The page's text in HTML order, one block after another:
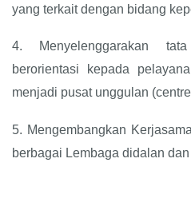
yang terkait dengan bidang
4.
Menyelenggarakan
berorientasi kepada
menjadi pusat unggulan
5. Mengembangkan
berbagai Lembaga didalan